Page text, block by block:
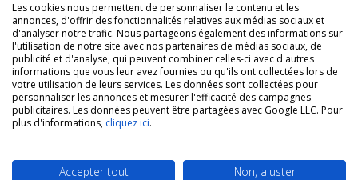
La Boutique des Chrétiens © | La boutique religieuse chrétienne de
référence !.
Les cookies nous permettent de personnaliser le contenu et les
annonces, d'offrir des fonctionnalités relatives aux médias sociaux et
d'analyser notre trafic. Nous partageons également des informations sur
l'utilisation de notre site avec nos partenaires de médias sociaux, de
publicité et d'analyse, qui peuvent combiner celles-ci avec d'autres
informations que vous leur avez fournies ou qu'ils ont collectées lors de
votre utilisation de leurs services. Les données sont collectées pour
personnaliser les annonces et mesurer l'efficacité des campagnes
publicitaires. Les données peuvent être partagées avec Google LLC. Pour
plus d'informations, cliquez ici.
Accepter tout Non, ajuster